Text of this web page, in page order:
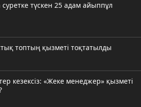
түскен 25 адам айыппұл
топтың қызметі тоқтатылды
кезексіз: «Жеке менеджер» қызметі